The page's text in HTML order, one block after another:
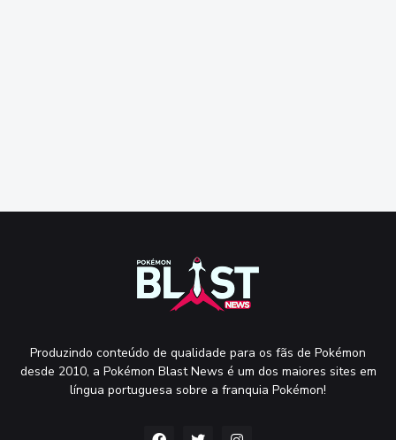
Produzindo conteúdo de qualidade para os fãs de Pokémon
desde 2010, a Pokémon Blast News é um dos maiores sites em
língua portuguesa sobre a franquia Pokémon!